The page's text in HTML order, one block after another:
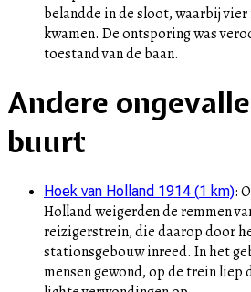
belandde in de sloot, waarbij vier
kwamen. De ontsporing was
toestand van de baan.
Andere
buurt
Hoek van Holland 1914 (1 km):
Holland weigerden de remmen
reizigerstrein, die daarop door
stationsgebouw inreed. In het
mensen gewond, op de trein